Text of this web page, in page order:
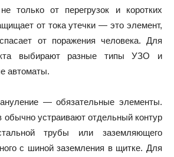
только от перегрузок и коротких
от тока утечки — это элемент,
от поражения человека. Для
выбирают разные типы УЗО и
автоматы.
— обязательные элементы.
устраивают отдельный контур
трубы или заземляющего
с шиной заземления в щитке. Для